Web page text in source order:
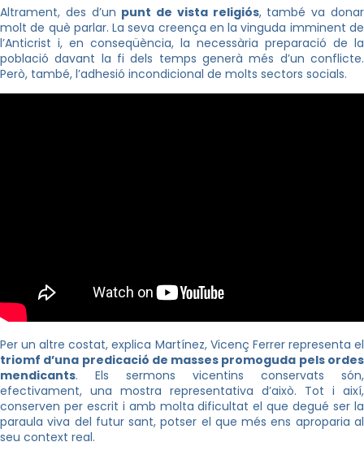
Altrament, des d’un punt de vista religiós, també va donar
molt de què parlar. La seva creença en la vinguda imminent de
l’Anticrist i, en conseqüència, la necessària preparació de la
població davant la fi dels temps generà més d’un conflicte.
Però, també, l’adhesió incondicional de molts sectors socials.
Per un altre costat, explica Martínez, Vicenç Ferrer representa el
triomf d’una predicació de masses promoguda pels ordes
mendicants. Els sermons vicentins conservats són,
efectivament, una mostra representativa d’això. Tot i així,
conserven per escrit i amb molta dificultat el que degué ser la
paraula viva del futur sant, potser el que més ens aproparia al
seu context real.